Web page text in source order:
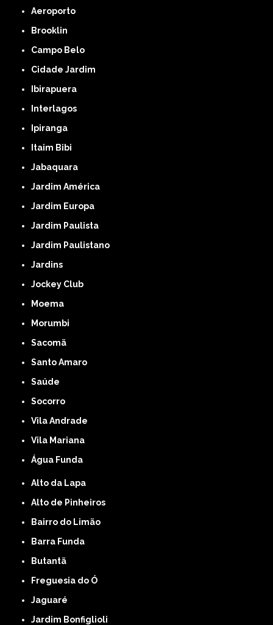
Aeroporto
Brooklin
Campo Belo
Cidade Jardim
Ibirapuera
Interlagos
Ipiranga
Itaim Bibi
Jabaquara
Jardim América
Jardim Europa
Jardim Paulista
Jardim Paulistano
Jardins
Jockey Club
Moema
Morumbi
Sacomã
Santo Amaro
Saúde
Socorro
Vila Andrade
Vila Mariana
Água Funda
Alto da Lapa
Alto de Pinheiros
Bairro do Limão
Barra Funda
Butantã
Freguesia do Ó
Jaguaré
Jardim Bonfiglioli